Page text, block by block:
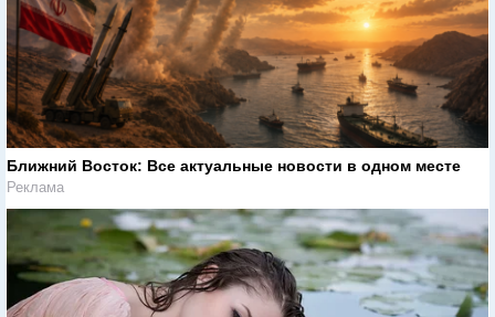
Ближний Восток: Все актуальные новости в одном месте
Реклама